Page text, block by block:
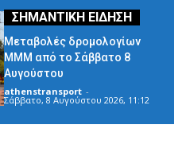
Μεταβολές δρομολογίων
ΜΜΜ από το Σάββατο 8
Αυγούστου
athenstransport -
Σάββατο, 8 Αυγούστου 2026, 11:12